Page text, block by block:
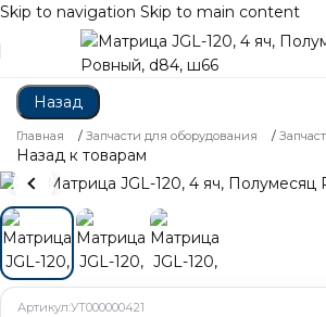
Skip to navigation Skip to main content
Назад
Главная / Запчасти для оборудования /
Назад к товарам
Артикул:УТ000000421